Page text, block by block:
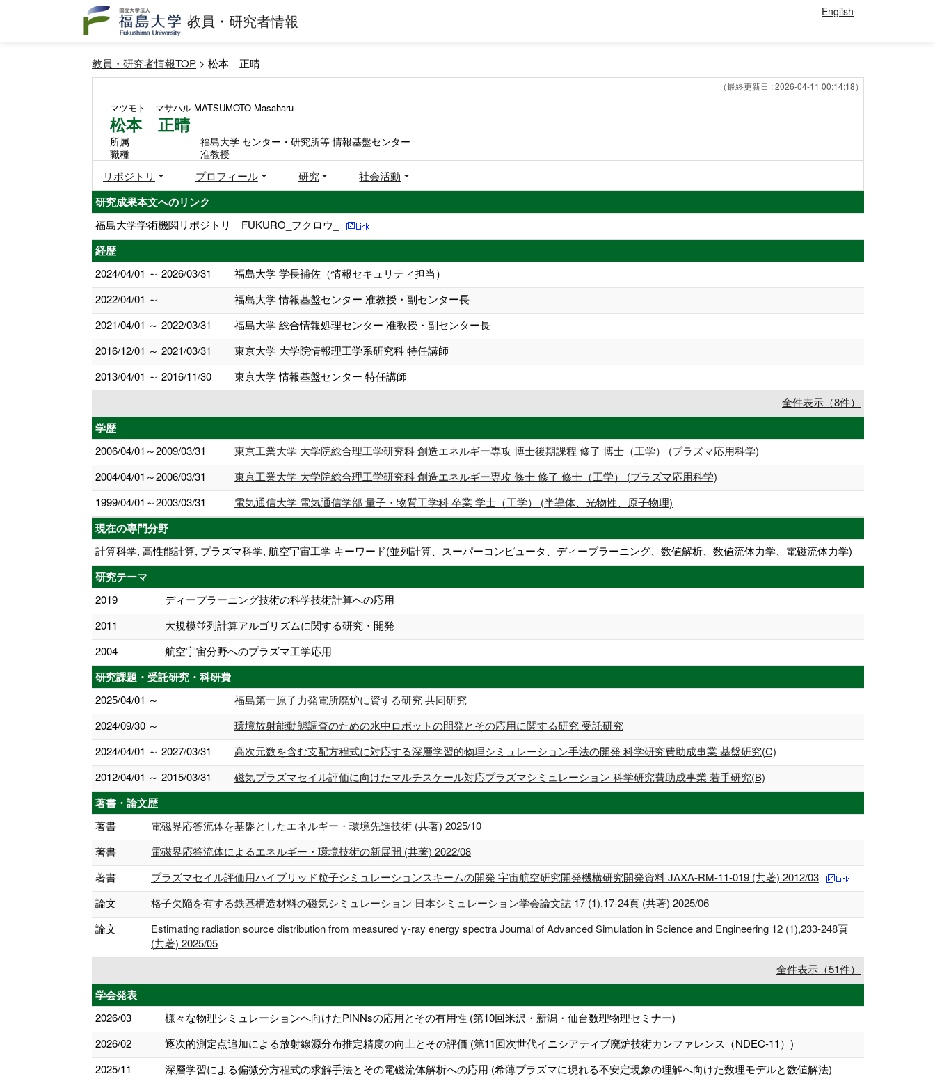
教員・研究者情報 English
教員・研究者情報TOP > 松本 正晴
（最終更新日 : 2026-04-11 00:14:18）
マツモト マサハル MATSUMOTO Masaharu
松本 正晴
所属
福島大学 センター・研究所等 情報基盤センター
職種
准教授
リポジトリ プロフィール 研究 社会活動
研究成果本文へのリンク
福島大学学術機関リポジトリ FUKURO_フクロウ_
経歴
2024/04/01 ～ 2026/03/31
福島大学 学長補佐（情報セキュリティ担当）
2022/04/01 ～
福島大学 情報基盤センター 准教授・副センター長
2021/04/01 ～ 2022/03/31
福島大学 総合情報処理センター 准教授・副センター長
2016/12/01 ～ 2021/03/31
東京大学 大学院情報理工学系研究科 特任講師
2013/04/01 ～ 2016/11/30
東京大学 情報基盤センター 特任講師
全件表示（8件）
学歴
2006/04/01～2009/03/31
東京工業大学 大学院総合理工学研究科 創造エネルギー専攻 博士後期課程 修了 博士（工学） (プラズマ応用科学)
2004/04/01～2006/03/31
東京工業大学 大学院総合理工学研究科 創造エネルギー専攻 修士 修了 修士（工学） (プラズマ応用科学)
1999/04/01～2003/03/31
電気通信大学 電気通信学部 量子・物質工学科 卒業 学士（工学） (半導体、光物性、原子物理)
現在の専門分野
計算科学, 高性能計算, プラズマ科学, 航空宇宙工学 キーワード(並列計算、スーパーコンピュータ、ディープラーニング、数値解析、数値流体力学、電磁流体力学)
研究テーマ
2019
ディープラーニング技術の科学技術計算への応用
2011
大規模並列計算アルゴリズムに関する研究・開発
2004
航空宇宙分野へのプラズマ工学応用
研究課題・受託研究・科研費
2025/04/01 ～
福島第一原子力発電所廃炉に資する研究 共同研究
2024/09/30 ～
環境放射能動態調査のための水中ロボットの開発とその応用に関する研究 受託研究
2024/04/01 ～ 2027/03/31
高次元数を含む支配方程式に対応する深層学習的物理シミュレーション手法の開発 科学研究費助成事業 基盤研究(C)
2012/04/01 ～ 2015/03/31
磁気プラズマセイル評価に向けたマルチスケール対応プラズマシミュレーション 科学研究費助成事業 若手研究(B)
著書・論文歴
著書
電磁界応答流体を基盤としたエネルギー・環境先進技術 (共著) 2025/10
著書
電磁界応答流体によるエネルギー・環境技術の新展開 (共著) 2022/08
著書
プラズマセイル評価用ハイブリッド粒子シミュレーションスキームの開発 宇宙航空研究開発機構研究開発資料 JAXA-RM-11-019 (共著) 2012/03
論文
格子欠陥を有する鉄基構造材料の磁気シミュレーション 日本シミュレーション学会論文誌 17 (1),17-24頁 (共著) 2025/06
論文
Estimating radiation source distribution from measured γ-ray energy spectra Journal of Advanced Simulation in Science and Engineering 12 (1),233-248頁
(共著) 2025/05
全件表示（51件）
学会発表
2026/03
様々な物理シミュレーションへ向けたPINNsの応用とその有用性 (第10回米沢・新潟・仙台数理物理セミナー)
2026/02
逐次的測定点追加による放射線源分布推定精度の向上とその評価 (第11回次世代イニシアティブ廃炉技術カンファレンス（NDEC-11）)
2025/11
深層学習による偏微分方程式の求解手法とその電磁流体解析への応用 (希薄プラズマに現れる不安定現象の理解へ向けた数理モデルと数値解法)